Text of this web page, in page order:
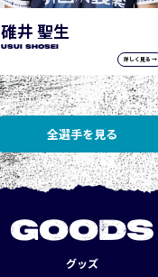
ウェリック ポポ
WERIK POPÓ
詳しく見る →
全選手を見る
GOODS
グッズ